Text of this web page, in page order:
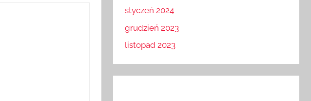
styczeń 2024
grudzień 2023
listopad 2023